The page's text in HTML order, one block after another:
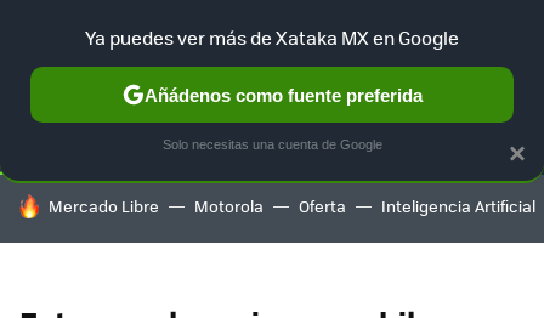
SELECCIÓN GAMING HOME AUTO TERRITORIO
HOY SE HABLA DE
Mercado Libre Motorola Oferta Inteligencia Artificial
×
Ya puedes ver más de Xataka MX en Google
Añádenos como fuente preferida
Solo necesitas una cuenta de Google